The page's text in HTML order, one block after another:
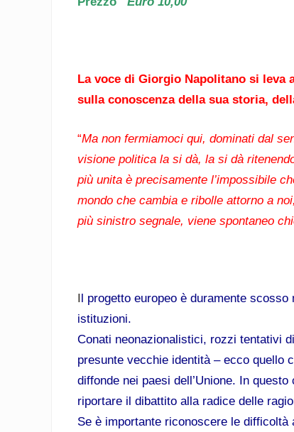
La voce di Giorgio Napolitano si leva
sulla conoscenza della sua storia,
“Ma non fermiamoci qui, dominati dal
visione politica la si dà, la si dà
più unita è precisamente l’impossibile
mondo che cambia e ribolle attorno a
più sinistro segnale, viene spontaneo
Il progetto europeo è duramente
istituzioni.
Conati neonazionalistici, rozzi tentativi
presunte vecchie identità – ecco quello
diffonde nei paesi dell’Unione. In
riportare il dibattito alla radice delle
Se è importante riconoscere le